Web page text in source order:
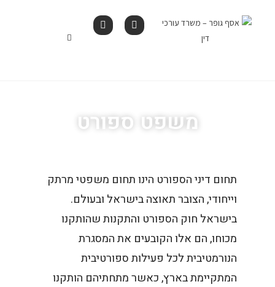
משפט ספורט
תחום דיני הספורט הינו תחום משפטי מרתק
וייחודי, הצובר תאוצה בישראל ובעולם.
בישראל חוק הספורט והתקנות שהותקנו
מכוחו, הם אלו הקובעים את המסגרת
הנורמטיבית לכל פעילות ספורטיבית
המתקיימת בארץ, כאשר מתחתיהם הותקנו